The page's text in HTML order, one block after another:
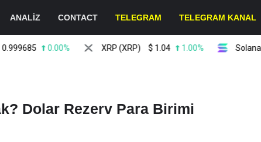
ANALİZ CONTACT TELEGRAM TELEGRAM KANAL
0.00% XRP (XRP) $1.04 1.00% Solana (SOL)
Dolar Rezerv Para Birimi